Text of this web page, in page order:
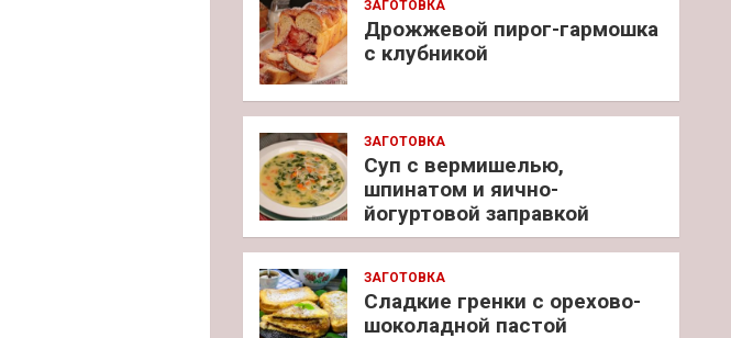
ЗАГОТОВКА
Дрожжевой пирог-гармошка
с клубникой
ЗАГОТОВКА
Суп с вермишелью,
шпинатом и яично-
йогуртовой заправкой
ЗАГОТОВКА
Сладкие гренки с орехово-
шоколадной пастой